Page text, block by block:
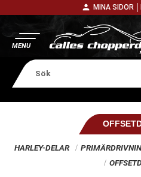
person MINA SIDOR │
HARLEY-DELAR